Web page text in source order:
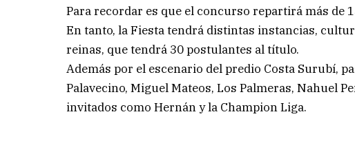
Para recordar es que el concurso repartirá más de
En tanto, la Fiesta tendrá distintas instancias,
reinas, que tendrá 30 postulantes al título.
Además por el escenario del predio Costa Surubí,
Palavecino, Miguel Mateos, Los Palmeras, Nahuel
invitados como Hernán y la Champion Liga.